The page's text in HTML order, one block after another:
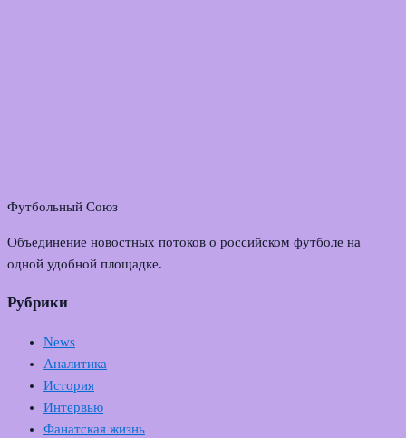
Футбольный Союз
Объединение новостных потоков о российском футболе на
одной удобной площадке.
Рубрики
News
Аналитика
История
Интервью
Фанатская жизнь